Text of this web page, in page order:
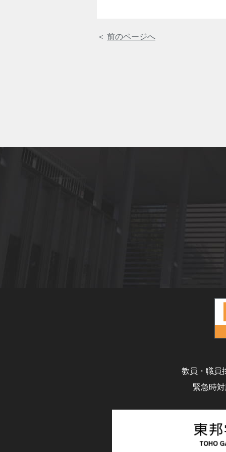
＜ 前のページへ
教員・職員
緊急時